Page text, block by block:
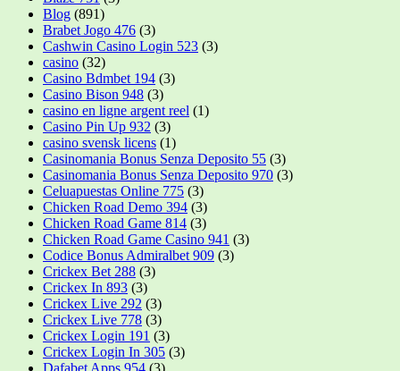
Blog (891)
Brabet Jogo 476 (3)
Cashwin Casino Login 523 (3)
casino (32)
Casino Bdmbet 194 (3)
Casino Bison 948 (3)
casino en ligne argent reel (1)
Casino Pin Up 932 (3)
casino svensk licens (1)
Casinomania Bonus Senza Deposito 55 (3)
Casinomania Bonus Senza Deposito 970 (3)
Celuapuestas Online 775 (3)
Chicken Road Demo 394 (3)
Chicken Road Game 814 (3)
Chicken Road Game Casino 941 (3)
Codice Bonus Admiralbet 909 (3)
Crickex Bet 288 (3)
Crickex In 893 (3)
Crickex Live 292 (3)
Crickex Live 778 (3)
Crickex Login 191 (3)
Crickex Login In 305 (3)
Dafabet Apps 954 (3)